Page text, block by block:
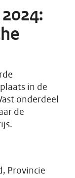
in de
onderdeel
de
Provincie